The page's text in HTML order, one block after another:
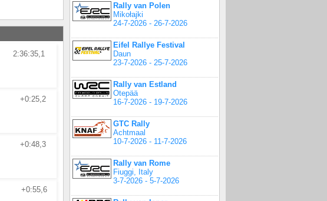
2:36:35,1
+0:25,2
+0:48,3
+0:55,6
Rally van Polen
Mikołajki
24-7-2026 - 26-7-2026
Eifel Rallye Festival
Daun
23-7-2026 - 25-7-2026
Rally van Estland
Otepää
16-7-2026 - 19-7-2026
GTC Rally
Achtmaal
10-7-2026 - 11-7-2026
Rally van Rome
Fiuggi, Italy
3-7-2026 - 5-7-2026